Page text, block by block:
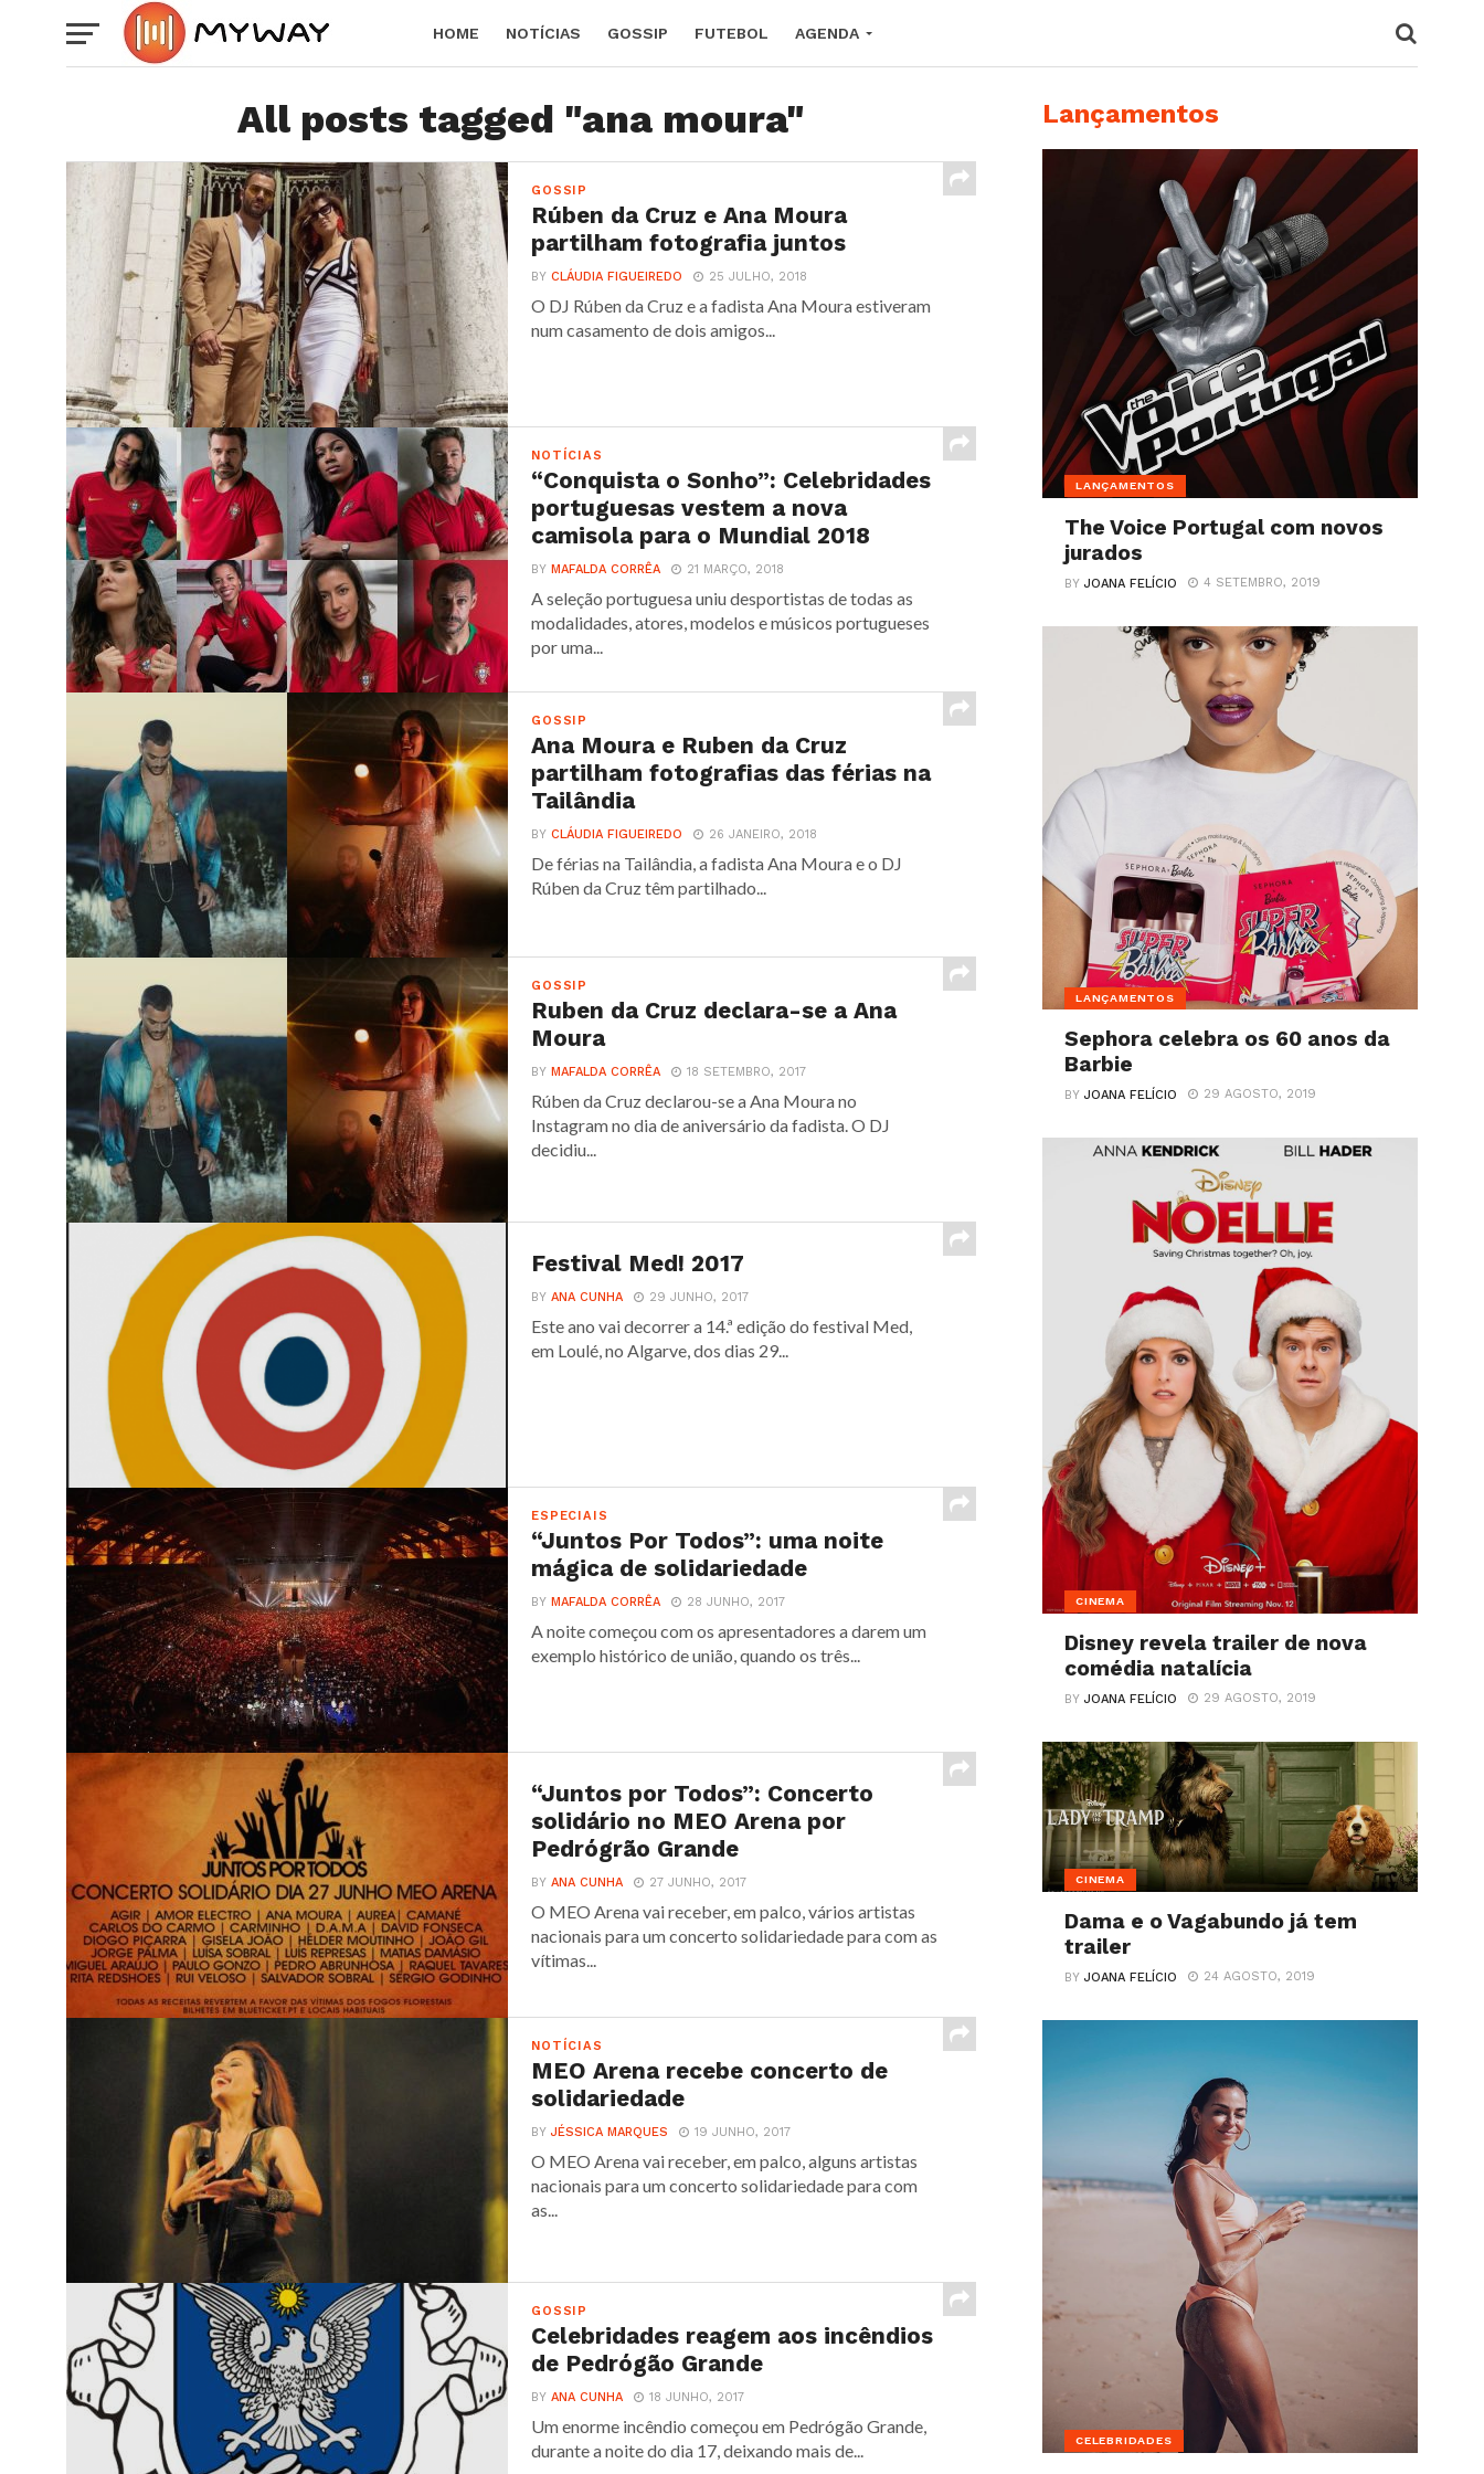
HOME NOTÍCIAS GOSSIP FUTEBOL AGENDA
All posts tagged "ana moura"
GOSSIP
Rúben da Cruz e Ana Moura
partilham fotografia juntos
BYCLÁUDIA FIGUEIREDO 25 JULHO, 2018
O DJ Rúben da Cruz e a fadista Ana Moura estiveram
num casamento de dois amigos...
NOTÍCIAS
“Conquista o Sonho”: Celebridades
portuguesas vestem a nova
camisola para o Mundial 2018
BYMAFALDA CORRÊA 21 MARÇO, 2018
A seleção portuguesa uniu desportistas de todas as
modalidades, atores, modelos e músicos portugueses
por uma...
GOSSIP
Ana Moura e Ruben da Cruz
partilham fotografias das férias na
Tailândia
BYCLÁUDIA FIGUEIREDO 26 JANEIRO, 2018
De férias na Tailândia, a fadista Ana Moura e o DJ
Rúben da Cruz têm partilhado...
GOSSIP
Ruben da Cruz declara-se a Ana
Moura
BYMAFALDA CORRÊA 18 SETEMBRO, 2017
Rúben da Cruz declarou-se a Ana Moura no
Instagram no dia de aniversário da fadista. O DJ
decidiu...
Festival Med! 2017
BYANA CUNHA 29 JUNHO, 2017
Este ano vai decorrer a 14.ª edição do festival Med,
em Loulé, no Algarve, dos dias 29...
ESPECIAIS
“Juntos Por Todos”: uma noite
mágica de solidariedade
BYMAFALDA CORRÊA 28 JUNHO, 2017
A noite começou com os apresentadores a darem um
exemplo histórico de união, quando os três...
“Juntos por Todos”: Concerto
solidário no MEO Arena por
Pedrógrão Grande
BYANA CUNHA 27 JUNHO, 2017
O MEO Arena vai receber, em palco, vários artistas
nacionais para um concerto solidariedade para com as
vítimas...
NOTÍCIAS
MEO Arena recebe concerto de
solidariedade
BYJÉSSICA MARQUES 19 JUNHO, 2017
O MEO Arena vai receber, em palco, alguns artistas
nacionais para um concerto solidariedade para com
as...
GOSSIP
Celebridades reagem aos incêndios
de Pedrógão Grande
BYANA CUNHA 18 JUNHO, 2017
Um enorme incêndio começou em Pedrógão Grande,
durante a noite do dia 17, deixando mais de...
Lançamentos
LANÇAMENTOS
The Voice Portugal com novos
jurados
BYJOANA FELÍCIO 4 SETEMBRO, 2019
LANÇAMENTOS
Sephora celebra os 60 anos da
Barbie
BYJOANA FELÍCIO 29 AGOSTO, 2019
CINEMA
Disney revela trailer de nova
comédia natalícia
BYJOANA FELÍCIO 29 AGOSTO, 2019
CINEMA
Dama e o Vagabundo já tem
trailer
BYJOANA FELÍCIO 24 AGOSTO, 2019
CELEBRIDADES